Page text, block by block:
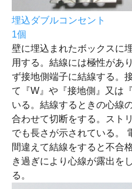
埋込ダブルコンセント
1個
壁に埋込まれたボックスに
用する。結線には極性があ
ず接地側端子に結線する。
て『W』や『接地側』又は
いる。結線するときの心線
合わせて切断をする。スト
でも長さが示されている。
間違えて結線をすると不合
き過ぎにより心線が露出を
る。